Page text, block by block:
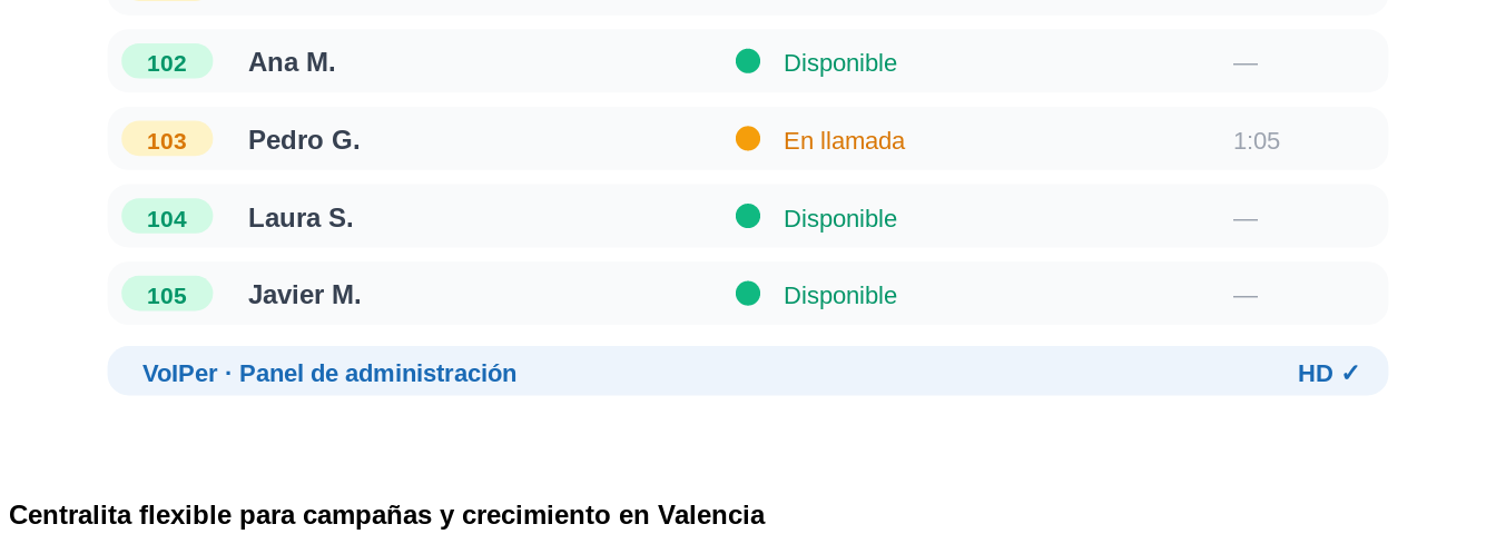
102 Ana M. Disponible —
103 Pedro G. En llamada 1:05
104 Laura S. Disponible —
105 Javier M. Disponible —
VoIPer · Panel de administración HD ✓
Centralita flexible para campañas y crecimiento en Valencia